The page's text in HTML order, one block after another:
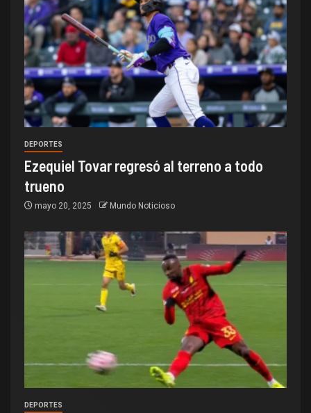
DEPORTES
Ezequiel Tovar regresó al terreno a todo
trueno
mayo 20, 2025 Mundo Noticioso
DEPORTES